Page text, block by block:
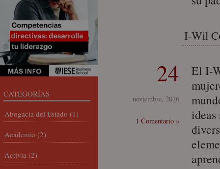
I-Wil
24
noviembre, 2016
1 Comentario »
El I-
CATEGORÍAS
Abogacía del Estado (1)
Academia (2)
Activia (2)